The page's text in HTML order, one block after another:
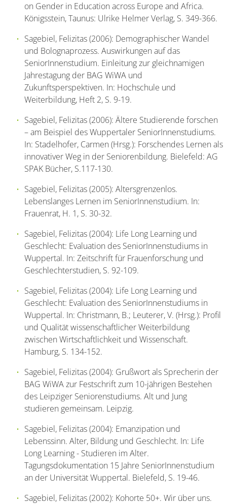
on Gender in Education across Europe and Africa.
Königsstein, Taunus: Ulrike Helmer Verlag, S. 349-366.
Sagebiel, Felizitas (2006): Demographischer Wandel
und Bolognaprozess. Auswirkungen auf das
SeniorInnenstudium. Einleitung zur gleichnamigen
Jahrestagung der BAG WiWA und
Zukunftsperspektiven. In: Hochschule und
Weiterbildung, Heft 2, S. 9-19.
Sagebiel, Felizitas (2006): Ältere Studierende forschen
– am Beispiel des Wuppertaler SeniorInnenstudiums.
In: Stadelhofer, Carmen (Hrsg.): Forschendes Lernen als
innovativer Weg in der Seniorenbildung. Bielefeld: AG
SPAK Bücher, S.117-130.
Sagebiel, Felizitas (2005): Altersgrenzenlos.
Lebenslanges Lernen im SeniorInnenstudium. In:
Frauenrat, H. 1, S. 30-32.
Sagebiel, Felizitas (2004): Life Long Learning und
Geschlecht: Evaluation des SeniorInnenstudiums in
Wuppertal. In: Zeitschrift für Frauenforschung und
Geschlechterstudien, S. 92-109.
Sagebiel, Felizitas (2004): Life Long Learning und
Geschlecht: Evaluation des SeniorInnenstudiums in
Wuppertal. In: Christmann, B.; Leuterer, V. (Hrsg.): Profil
und Qualität wissenschaftlicher Weiterbildung
zwischen Wirtschaftlichkeit und Wissenschaft.
Hamburg, S. 134-152.
Sagebiel, Felizitas (2004): Grußwort als Sprecherin der
BAG WiWA zur Festschrift zum 10-jährigen Bestehen
des Leipziger Seniorenstudiums. Alt und Jung
studieren gemeinsam. Leipzig.
Sagebiel, Felizitas (2004): Emanzipation und
Lebenssinn. Alter, Bildung und Geschlecht. In: Life
Long Learning - Studieren im Alter.
Tagungsdokumentation 15 Jahre SeniorInnenstudium
an der Universität Wuppertal. Bielefeld, S. 19-46.
Sagebiel, Felizitas (2002): Kohorte 50+. Wir über uns.